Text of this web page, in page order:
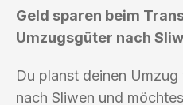
Geld sparen beim
Umzugsgüter nach
Du planst deinen
nach Sliwen und